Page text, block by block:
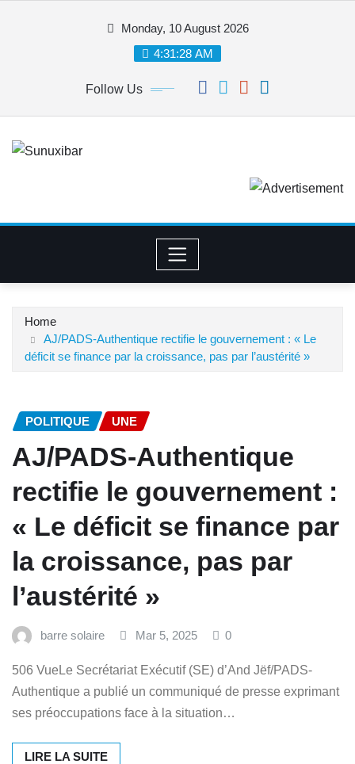
Monday, 10 August 2026
4:31:29 AM
Follow Us
Home
AJ/PADS-Authentique rectifie le gouvernement : « Le
déficit se finance par la croissance, pas par l’austérité »
POLITIQUE UNE
AJ/PADS-Authentique
rectifie le gouvernement :
« Le déficit se finance par
la croissance, pas par
l’austérité »
barre solaire Mar 5, 2025 0
506 VueLe Secrétariat Exécutif (SE) d’And Jëf/PADS-
Authentique a publié un communiqué de presse exprimant
ses préoccupations face à la situation…
LIRE LA SUITE